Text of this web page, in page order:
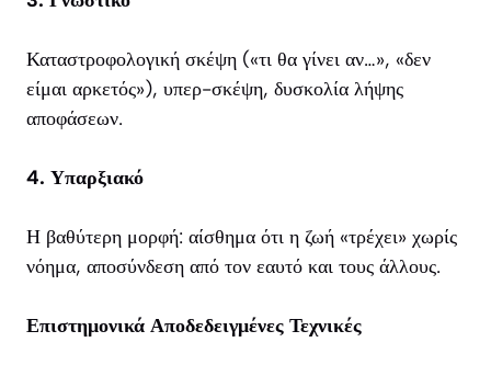
Καταστροφολογική σκέψη («τι θα γίνει αν…», «δεν
είμαι αρκετός»), υπερ-σκέψη, δυσκολία λήψης
αποφάσεων.
4. Υπαρξιακό
Η βαθύτερη μορφή: αίσθημα ότι η ζωή «τρέχει» χωρίς
νόημα, αποσύνδεση από τον εαυτό και τους άλλους.
Επιστημονικά Αποδεδειγμένες Τεχνικές